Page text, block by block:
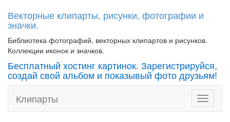
Векторные клипарты, рисунки, фотографии и
значки.
Библиотека фотографий, векторных клипартов и рисунков.
Коллекции иконок и значков.
Бесплатный хостинг картинок. Зарегистрируйся,
создай свой альбом и показывый фото друзьям!
Toggle
Клипарты